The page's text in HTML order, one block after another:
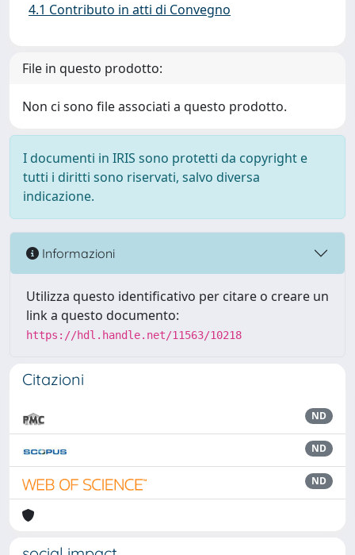
4.1 Contributo in atti di Convegno
File in questo prodotto:
Non ci sono file associati a questo prodotto.
I documenti in IRIS sono protetti da copyright e
tutti i diritti sono riservati, salvo diversa
indicazione.
Informazioni
Utilizza questo identificativo per citare o creare un
link a questo documento:
https://hdl.handle.net/11563/10218
Citazioni
ND
ND
ND